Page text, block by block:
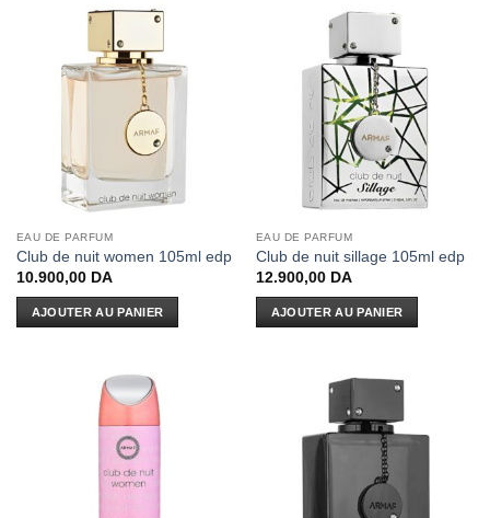
EAU DE PARFUM
Club de nuit women 105ml edp
10.900,00 DA
AJOUTER AU PANIER
EAU DE PARFUM
Club de nuit sillage 105ml edp
12.900,00 DA
AJOUTER AU PANIER